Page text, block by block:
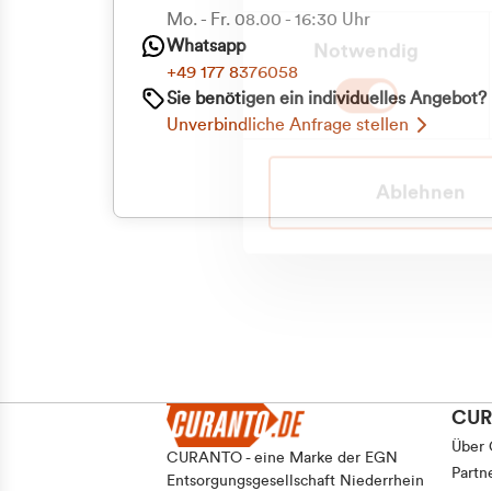
Einwilligungsauswahl
Notwendig
Ablehnen
Mo. - Fr. 08.00 - 16:30 Uhr
Whatsapp
+49 177 8376058
Sie benötigen ein individuelles Angebot?
Unverbindliche Anfrage stellen
CURANTO - eine Marke der EGN
Entsorgungsgesellschaft Niederrhein
Über